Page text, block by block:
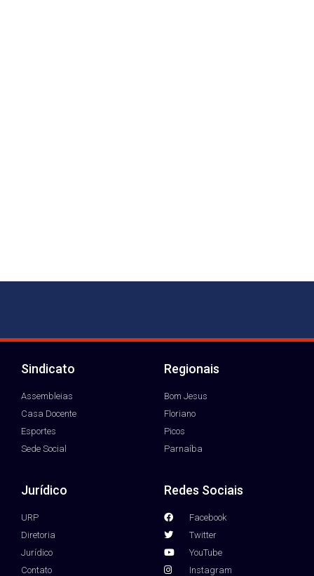
Sindicato
Assembleias
Casa Docente
Esportes
Sede Social
Regionais
Bom Jesus
Floriano
Picos
Parnaíba
Jurídico
URP
Diretoria
Jurídico
Contato
Redes Sociais
Facebook
Twitter
YouTube
Instagram